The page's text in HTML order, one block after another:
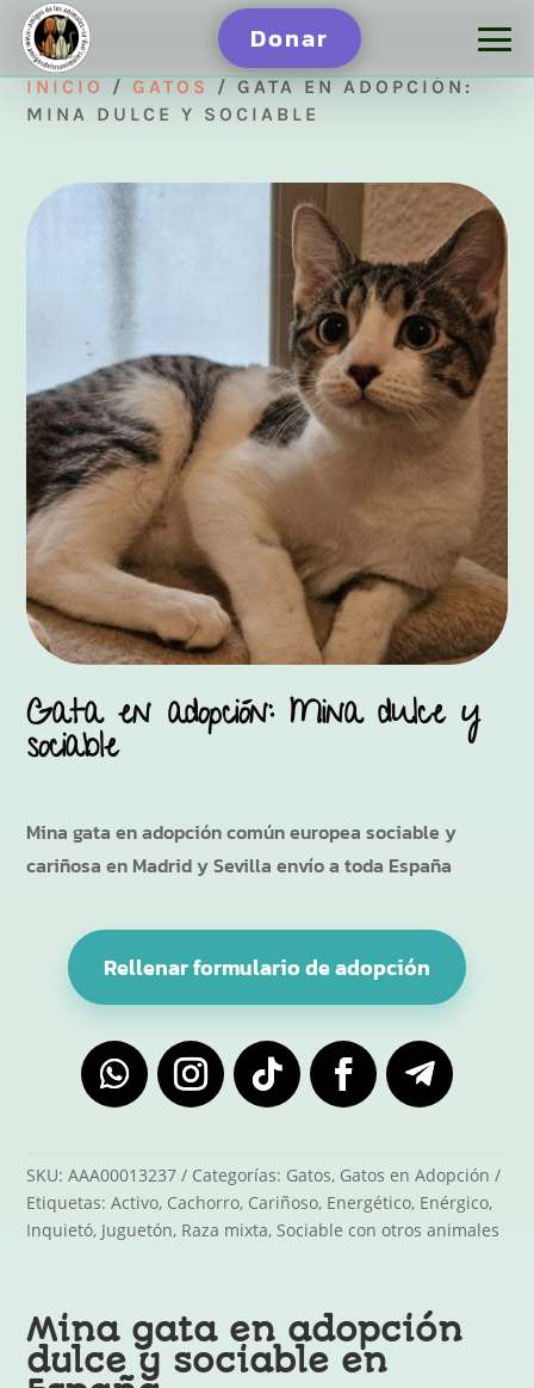
Donar
INICIO / GATOS
/ GATA EN ADOPCIÓN:
MINA DULCE Y SOCIABLE
Gata en adopción: Mina dulce y
sociable
Mina gata en adopción común europea sociable y
cariñosa en Madrid y Sevilla envío a toda España
Rellenar formulario de adopción
SKU:AAA00013237 Categorías: Gatos, Gatos en Adopción
Etiquetas:Activo, Cachorro, Cariñoso, Energético, Enérgico,
Inquietó, Juguetón, Raza mixta, Sociable con otros animales
Mina gata en adopción
dulce y sociable en